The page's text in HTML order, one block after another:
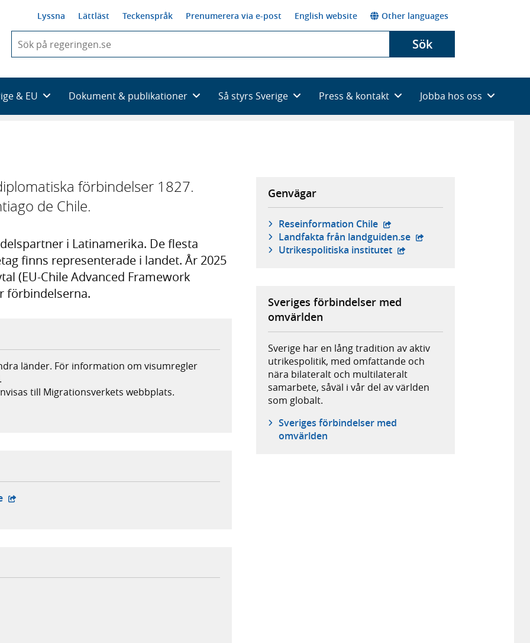
Lyssna Lättläst Teckenspråk Prenumerera via e-post English website Other languages
du
skriva
framträder
en
Sök
& EU Dokument & publikationer Så styrs Sverige Press & kontakt Jobba hos oss
förbindelser 1827.
de Chile.
i Latinamerika. De flesta
finns representerade i landet. År 2025
(EU-Chile Advanced Framework
förbindelserna.
länder. För information om visumregler
till Migrationsverkets webbplats.
i ny flik, extern webbplats,
- extern webbplats,
Genvägar
Reseinformation Chile - extern webbplats,
Landfakta från landguiden.se - extern webbplats,
Utrikespolitiska institutet - extern webbplats,
Sveriges förbindelser med
omvärlden
Sverige har en lång tradition av aktiv
utrikespolitik, med omfattande och
nära bilateralt och multilateralt
samarbete, såväl i vår del av världen
som globalt.
Sveriges förbindelser med
omvärlden